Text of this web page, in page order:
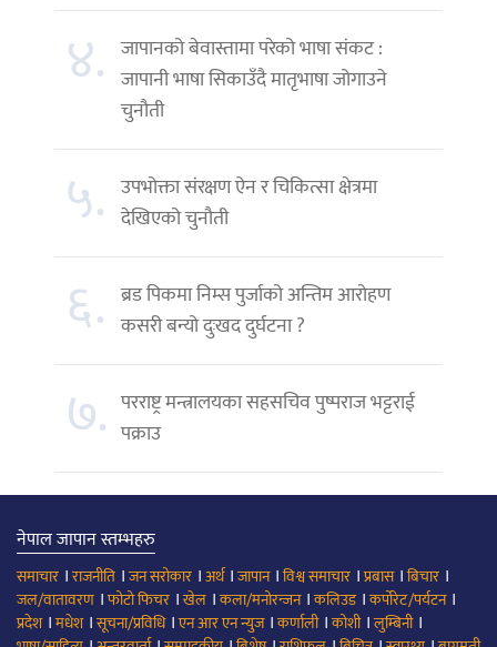
४. जापानको बेवास्तामा परेको भाषा संकट :
जापानी भाषा सिकाउँदै मातृभाषा जोगाउने
चुनौती
५. उपभोक्ता संरक्षण ऐन र चिकित्सा क्षेत्रमा
देखिएको चुनौती
६. ब्रड पिकमा निम्स पुर्जाको अन्तिम आरोहण
कसरी बन्यो दुःखद दुर्घटना ?
७. परराष्ट्र मन्त्रालयका सहसचिव पुष्पराज भट्टराई
पक्राउ
नेपाल जापान स्तम्भहरु
समाचार ।राजनीति ।जन सरोकार ।अर्थ।जापान।विश्व समाचार ।प्रबास।बिचार ।
जल/वातावरण ।फोटो फिचर ।खेल ।कला/मनोरन्जन।कलिउड।कर्पोरेट/पर्यटन।
प्रदेश।मधेश।सूचना/प्रविधि।एन आर एन न्युज।कर्णाली।कोशी।लुम्बिनी।